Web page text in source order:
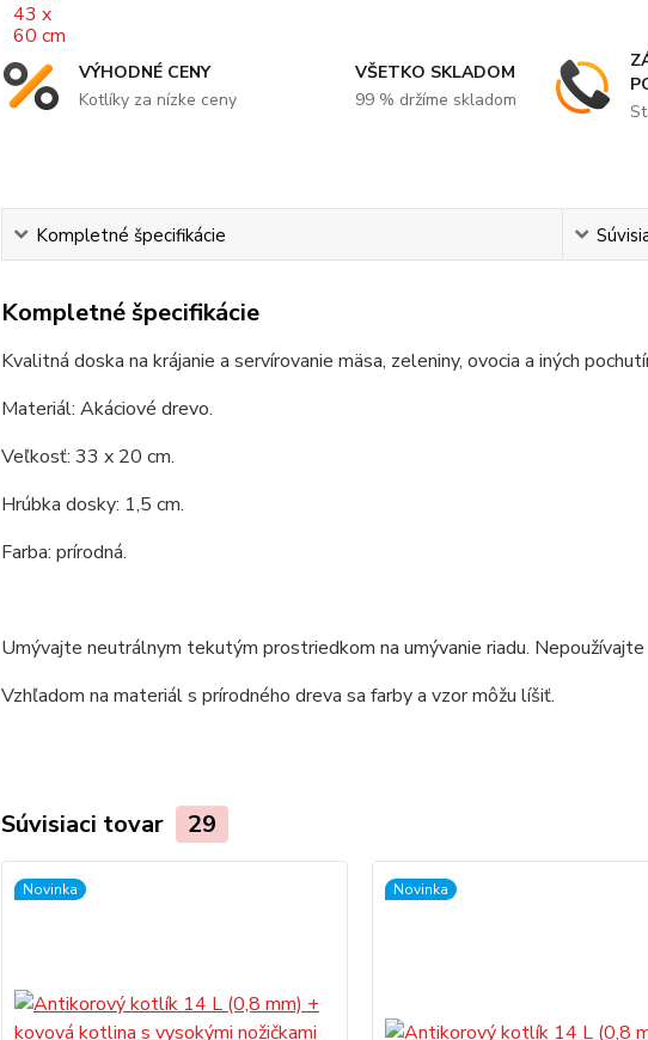
VÝHODNÉ CENY
Kotlíky za nízke ceny
VŠETKO SKLADOM
99 % držíme skladom
Kompletné špecifikácie
Kompletné špecifikácie
Kvalitná doska na krájanie a servírovanie mäsa, zeleniny, ovocia a iných
Materiál: Akáciové drevo.
Veľkosť: 33 x 20 cm.
Hrúbka dosky: 1,5 cm.
Farba: prírodná.
Umývajte neutrálnym tekutým prostriedkom na umývanie riadu.
Vzhľadom na materiál s prírodného dreva sa farby a vzor môžu líšiť.
Súvisiaci tovar 29
Novinka Novinka